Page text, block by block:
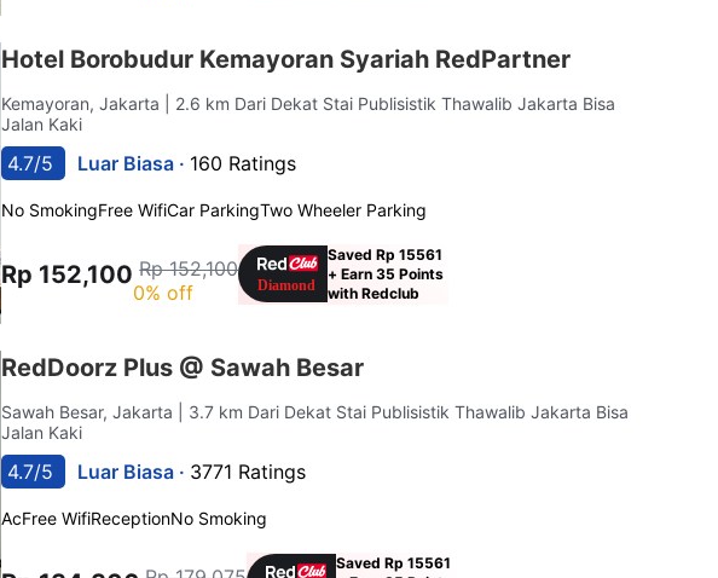
Hotel Borobudur Kemayoran Syariah RedPartner
Kemayoran, Jakarta
| 2.6 km Dari Dekat Stai Publisistik Thawalib Jakarta Bisa
Jalan Kaki
4.7/5 Luar Biasa · 160 Ratings
No SmokingFree WifiCar ParkingTwo Wheeler Parking
Rp 152,100 Rp 152,100
0% off
Saved Rp 15561
+ Earn 35 Points
with Redclub
RedDoorz Plus @ Sawah Besar
Sawah Besar, Jakarta
| 3.7 km Dari Dekat Stai Publisistik Thawalib Jakarta Bisa
Jalan Kaki
4.7/5 Luar Biasa · 3771 Ratings
AcFree WifiReceptionNo Smoking
Saved Rp 15561